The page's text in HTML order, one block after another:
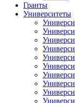
Гранты
Университеты